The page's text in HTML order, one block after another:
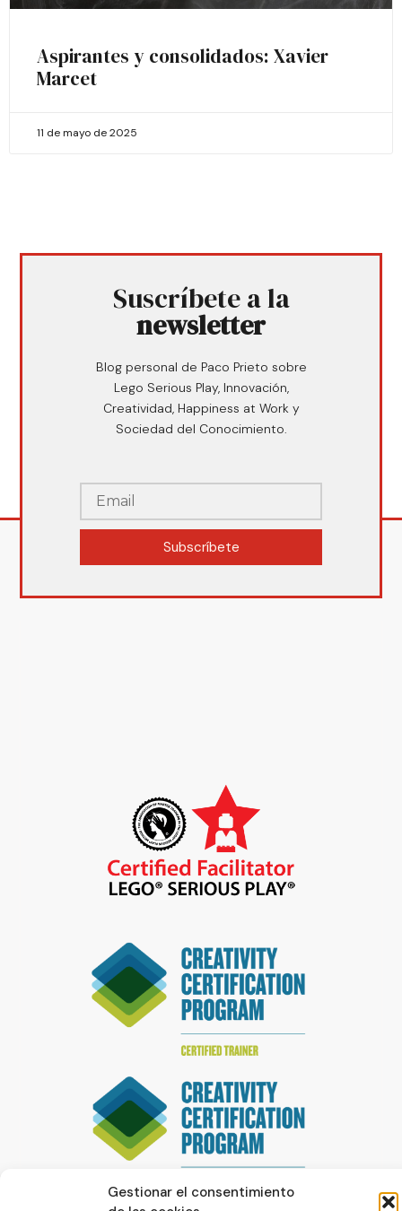
Gestionar el consentimiento
Aspirantes y consolidados: Xavier
Marcet
11 de mayo de 2025
Suscríbete a la
newsletter
Blog personal de Paco Prieto sobre
Lego Serious Play, Innovación,
Creatividad, Happiness at Work y
Sociedad del Conocimiento.
Subscríbete